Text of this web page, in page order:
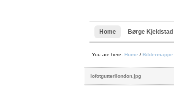
navigation
Home Børge Kjeldstad
You are here: Home / Bildermappe
lofotgutterilondon.jpg